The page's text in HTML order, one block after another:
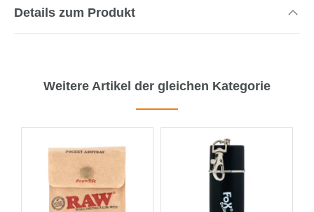
Details zum Produkt
Weitere Artikel der gleichen Kategorie